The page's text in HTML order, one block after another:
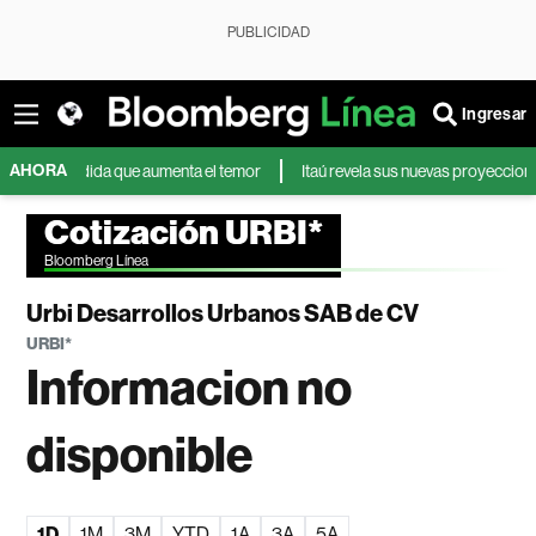
PUBLICIDAD
Ingresar
AHORAque aumenta el temor Itaú revela sus nuevas proyecciones del
Cotización URBI*
Bloomberg Línea
Urbi Desarrollos Urbanos SAB de CV
URBI*
Informacion no
disponible